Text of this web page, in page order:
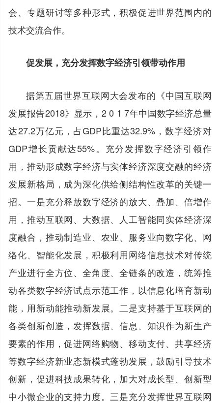
会、专题研讨等多种形式，积极促进世界范围内的
技术交流合作。
促发展，充分发挥数字经济引领带动作用
据第五届世界互联网大会发布的《中国互联网
发展报告2018》显示，2 0 1 7年中国数字经济总量
达27.2万亿元，占GDP比重达32.9%，数字经济对
GDP增长贡献达55%。充分发挥数字经济引领作
用，推动形成数字经济与实体经济深度交融的经济
发展新格局，成为深化供给侧结构性改革的关键一
招。一是充分释放数字经济的放大、叠加、倍增作
用，推动互联网、大数据、人工智能同实体经济深
度融合，推动制造业、农业、服务业向数字化、网
络化、智能化发展，积极利用网络信息技术对传统
产业进行全方位、全角度、全链条的改造，统筹推
动各类数字经济试点示范工作，以信息化培育新动
能，用新动能推动新发展。二是支持基于互联网的
各类创新创造，发挥数据、信息、知识作为新生产
要素的作用，促进网络购物、移动支付、共享经济
等数字经济新业态新模式蓬勃发展，鼓励引导技术
创新，促进科技成果转化，加大对成长型、创新型
中小微企业的支持力度。三是充分发挥世界互联网